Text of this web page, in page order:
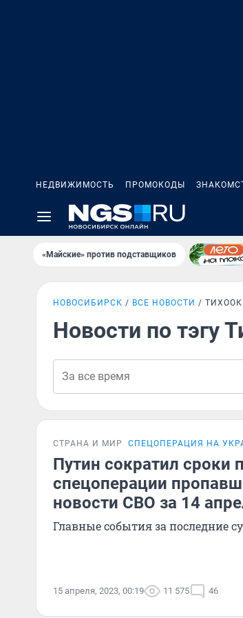
НЕДВИЖИМОСТЬ ПРОМОКОДЫ
«Майские» против подставщиков
НОВОСИБИРСК ВСЕ НОВОСТИ
Новости по тэгу
СТРАНА И МИР СПЕЦОПЕРАЦИЯ НА
Путин сократил сроки
спецоперации
новости СВО за 14
Главные события за последние
15 апреля, 2023, 00:19 11 575 46